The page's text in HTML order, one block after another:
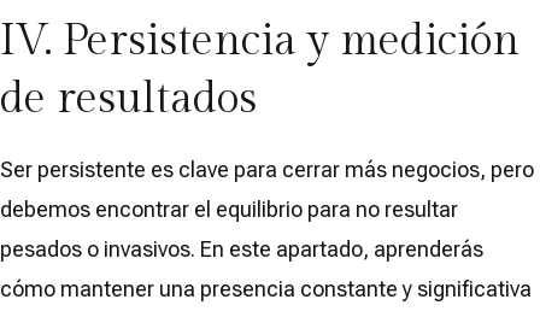
IV. Persistencia y medición
de resultados
Ser persistente es clave para cerrar más negocios, pero
debemos encontrar el equilibrio para no resultar
pesados o invasivos. En este apartado, aprenderás
cómo mantener una presencia constante y significativa